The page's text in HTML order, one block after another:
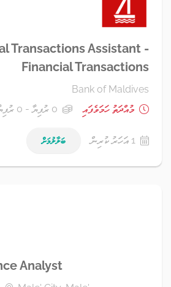
Transactions Assistant -
Financial Transactions
Bank of Maldives
މުއްދަތު ހަމަވެފައި
0 ރުފިޔާ - 0 ރުފިޔާ
1 އަހަރު ކުރިން ބަލާލުމަށް
Analyst